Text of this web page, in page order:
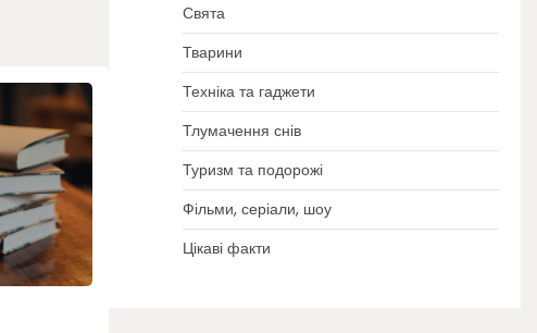
Свята
Тварини
Техніка та гаджети
Тлумачення снів
Туризм та подорожі
Фільми, серіали, шоу
Цікаві факти